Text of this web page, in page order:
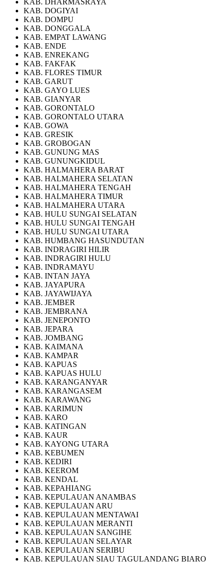
KAB. DOGIYAI
KAB. DOMPU
KAB. DONGGALA
KAB. EMPAT LAWANG
KAB. ENDE
KAB. ENREKANG
KAB. FAKFAK
KAB. FLORES TIMUR
KAB. GARUT
KAB. GAYO LUES
KAB. GIANYAR
KAB. GORONTALO
KAB. GORONTALO UTARA
KAB. GOWA
KAB. GRESIK
KAB. GROBOGAN
KAB. GUNUNG MAS
KAB. GUNUNGKIDUL
KAB. HALMAHERA BARAT
KAB. HALMAHERA SELATAN
KAB. HALMAHERA TENGAH
KAB. HALMAHERA TIMUR
KAB. HALMAHERA UTARA
KAB. HULU SUNGAI SELATAN
KAB. HULU SUNGAI TENGAH
KAB. HULU SUNGAI UTARA
KAB. HUMBANG HASUNDUTAN
KAB. INDRAGIRI HILIR
KAB. INDRAGIRI HULU
KAB. INDRAMAYU
KAB. INTAN JAYA
KAB. JAYAPURA
KAB. JAYAWIJAYA
KAB. JEMBER
KAB. JEMBRANA
KAB. JENEPONTO
KAB. JEPARA
KAB. JOMBANG
KAB. KAIMANA
KAB. KAMPAR
KAB. KAPUAS
KAB. KAPUAS HULU
KAB. KARANGANYAR
KAB. KARANGASEM
KAB. KARAWANG
KAB. KARIMUN
KAB. KARO
KAB. KATINGAN
KAB. KAUR
KAB. KAYONG UTARA
KAB. KEBUMEN
KAB. KEDIRI
KAB. KEEROM
KAB. KENDAL
KAB. KEPAHIANG
KAB. KEPULAUAN ANAMBAS
KAB. KEPULAUAN ARU
KAB. KEPULAUAN MENTAWAI
KAB. KEPULAUAN MERANTI
KAB. KEPULAUAN SANGIHE
KAB. KEPULAUAN SELAYAR
KAB. KEPULAUAN SERIBU
KAB. KEPULAUAN SIAU TAGULANDANG BIARO